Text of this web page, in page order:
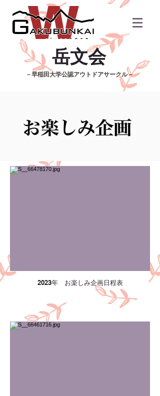
​岳文会
​－早稲田大学公認アウトドアサークル－
2023年 お楽しみ企画日程表